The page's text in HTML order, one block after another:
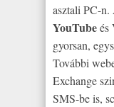
asztali PC-
YouTubeés
gyorsan,
További
Exchange
SMS-be is,